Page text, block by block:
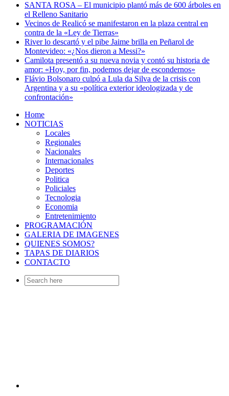
SANTA ROSA – El municipio plantó más de 600 árboles en
el Relleno Sanitario
Vecinos de Realicó se manifestaron en la plaza central en
contra de la «Ley de Tierras»
River lo descartó y el pibe Jaime brilla en Peñarol de
Montevideo: «¿Nos dieron a Messi?»
Camilota presentó a su nueva novia y contó su historia de
amor: «Hoy, por fin, podemos dejar de escondernos»
Flávio Bolsonaro culpó a Lula da Silva de la crisis con
Argentina y a su «política exterior ideologizada y de
confrontación»
Home
NOTICIAS
Locales
Regionales
Nacionales
Internacionales
Deportes
Politica
Policiales
Tecnologia
Economia
Entretenimiento
PROGRAMACIÓN
GALERIA DE IMAGENES
QUIENES SOMOS?
TAPAS DE DIARIOS
CONTACTO
Search
for: